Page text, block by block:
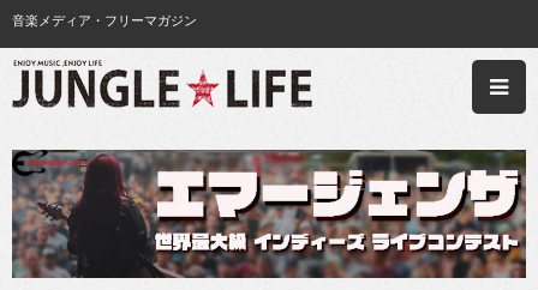
音楽メディア・フリーマガジン